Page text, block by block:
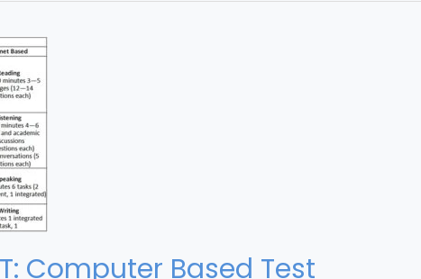
Computer Based Test